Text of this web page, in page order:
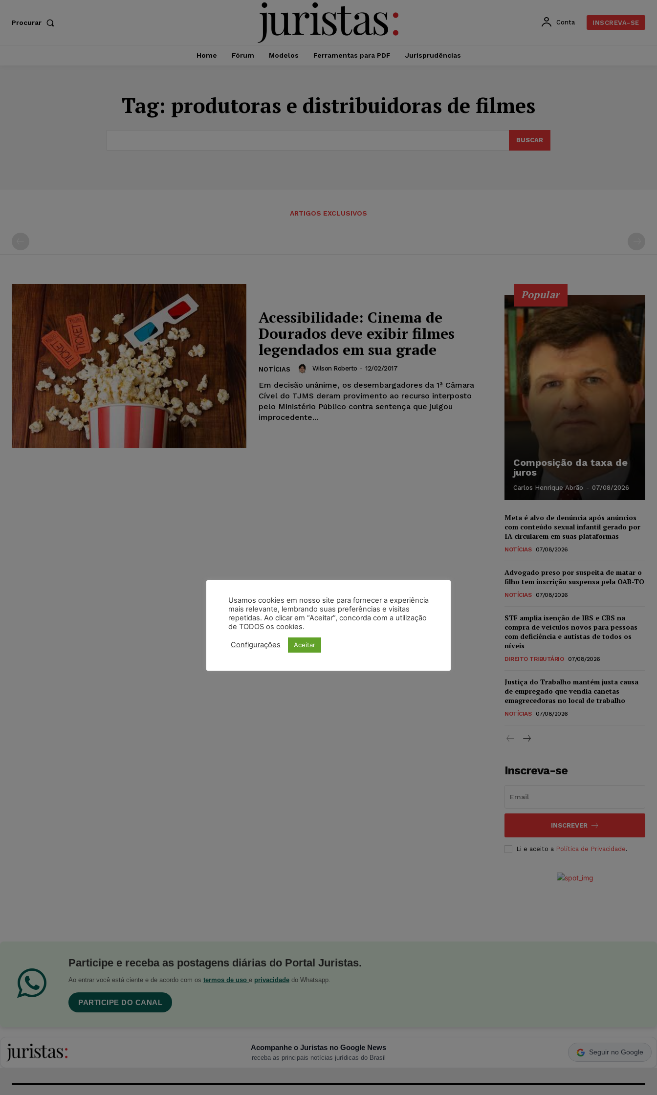
Procurar Conta INSCREVA-SE
Home Fórum Modelos Ferramentas para PDF Jurisprudências
Tag: produtoras e distribuidoras de filmes
BUSCAR
ARTIGOS EXCLUSIVOS
Acessibilidade: Cinema de
Dourados deve exibir filmes
legendados em sua grade
NOTÍCIAS Wilson Roberto - 12/02/2017
Em decisão unânime, os desembargadores da 1ª Câmara
Cível do TJMS deram provimento ao recurso interposto
pelo Ministério Público contra sentença que julgou
improcedente...
Popular
Composição da taxa de
juros
Carlos Henrique Abrão - 07/08/2026
Meta é alvo de denúncia após anúncios
com conteúdo sexual infantil gerado por
IA circularem em suas plataformas
NOTÍCIAS 07/08/2026
Advogado preso por suspeita de matar o
filho tem inscrição suspensa pela OAB-TO
NOTÍCIAS 07/08/2026
STF amplia isenção de IBS e CBS na
compra de veículos novos para pessoas
com deficiência e autistas de todos os
níveis
DIREITO TRIBUTÁRIO 07/08/2026
Justiça do Trabalho mantém justa causa
de empregado que vendia canetas
emagrecedoras no local de trabalho
NOTÍCIAS 07/08/2026
Inscreva-se
INSCREVER
Li e aceito a Política de Privacidade.
Participe e receba as postagens diárias do Portal Juristas.
Ao entrar você está ciente e de acordo com os termos de uso e privacidade do Whatsapp.
PARTICIPE DO CANAL
Acompanhe o Juristas no Google News
receba as principais notícias jurídicas do Brasil
Seguir no Google
Usamos cookies em nosso site para fornecer a experiência
mais relevante, lembrando suas preferências e visitas
repetidas. Ao clicar em “Aceitar”, concorda com a utilização
de TODOS os cookies.
Configurações Aceitar